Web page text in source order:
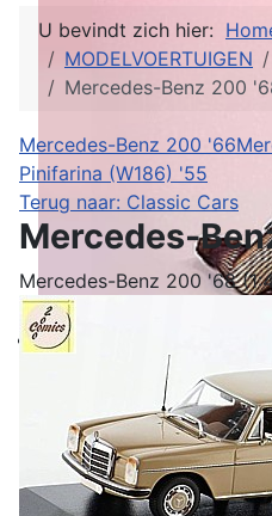
U bevindt zich hier:
MODELVOERTUIGEN
Mercedes-Benz 200
Mercedes-Benz 200 '66
Pinifarina (W186) '55
Terug naar: Classic Cars
Mercedes-
Mercedes-Benz 200 '68